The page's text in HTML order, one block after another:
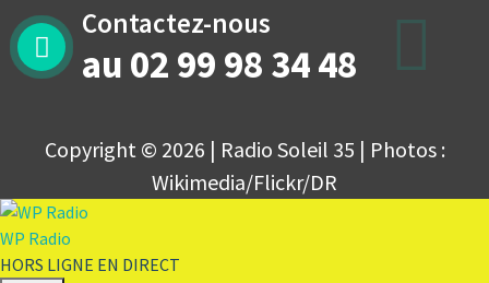
Contactez-nous
au 02 99 98 34 48
Copyright © 2026 | Radio Soleil 35 | Photos :
Wikimedia/Flickr/DR
WP Radio
HORS LIGNE EN DIRECT